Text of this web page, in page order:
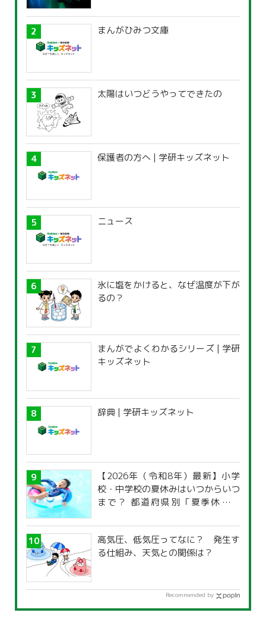
まんがひみつ文庫
太陽はいつどうやってできたの
保護者の方へ | 学研キッズネット
ニュース
氷に塩をかけると、なぜ温度が下が
るの？
まんがでよくわかるシリーズ | 学研
キッズネット
辞典 | 学研キッズネット
【2026年（令和8年）最新】小学
校・中学校の夏休みはいつからいつ
まで？ 都道府県別「夏季休暇一
高気圧、低気圧ってなに？ 発生す
る仕組み、天気との関係は？
Recommended by